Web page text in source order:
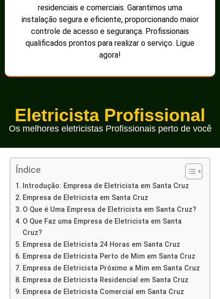
residenciais e comerciais. Garantimos uma
instalação segura e eficiente, proporcionando maior
controle de acesso e segurança. Profissionais
qualificados prontos para realizar o serviço. Ligue
agora!
Eletricista Profissional
Os melhores eletricistas Profissionais perto de você
Índice
Introdução: Empresa de Eletricista em Santa Cruz
Empresa de Eletricista em Santa Cruz
O Que é Uma Empresa de Eletricista em Santa Cruz?
O Que Faz uma Empresa de Eletricista em Santa
Cruz?
Empresa de Eletricista 24 Horas em Santa Cruz
Empresa de Eletricista Perto de Mim em Santa Cruz
Empresa de Eletricista Próximo a Mim em Santa Cruz
Empresa de Eletricista Residencial em Santa Cruz
Empresa de Eletricista Comercial em Santa Cruz